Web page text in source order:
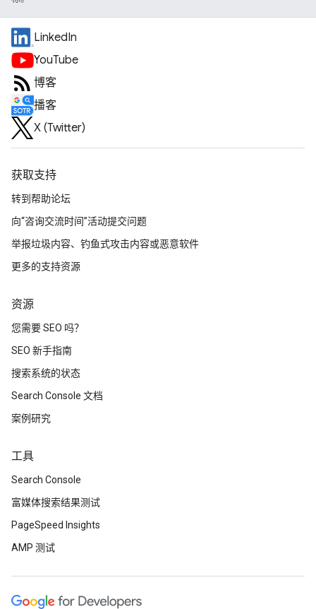
LinkedIn
YouTube
博客
播客
X (Twitter)
获取支持
转到帮助论坛
向“咨询交流时间”活动提交问题
举报垃圾内容、钓鱼式攻击内容或恶意软件
更多的支持资源
资源
您需要 SEO 吗？
SEO 新手指南
搜索系统的状态
Search Console 文档
案例研究
工具
Search Console
富媒体搜索结果测试
PageSpeed Insights
AMP 测试